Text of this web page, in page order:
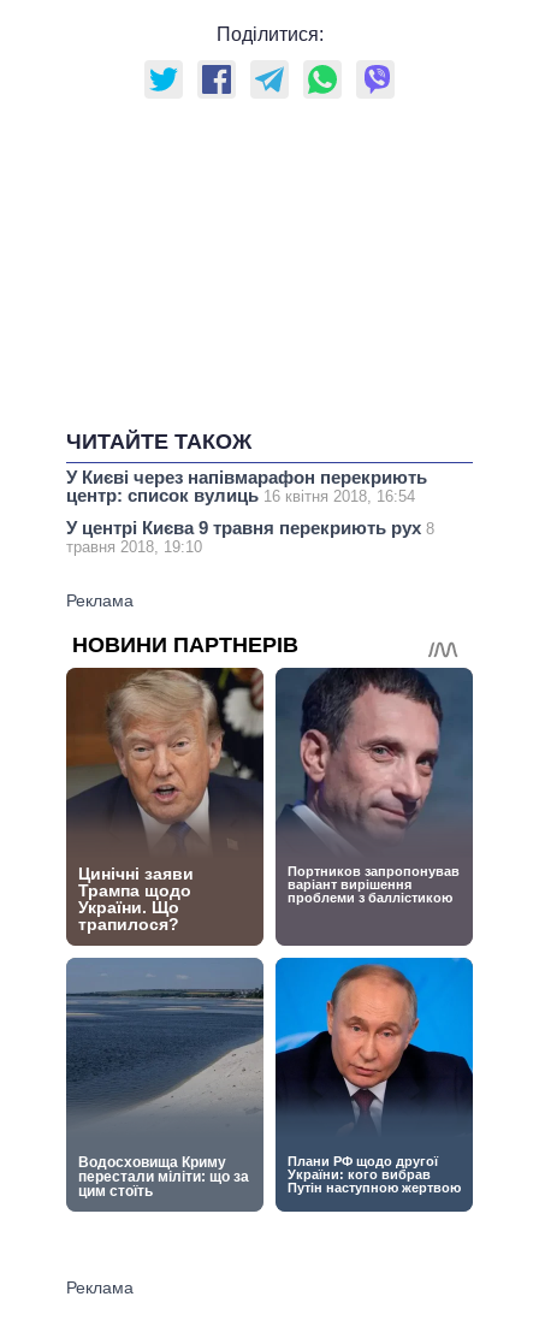
Поділитися:
ЧИТАЙТЕ ТАКОЖ
У Києві через напівмарафон перекриють
центр: список вулиць 16 квітня 2018, 16:54
У центрі Києва 9 травня перекриють рух 8
травня 2018, 19:10